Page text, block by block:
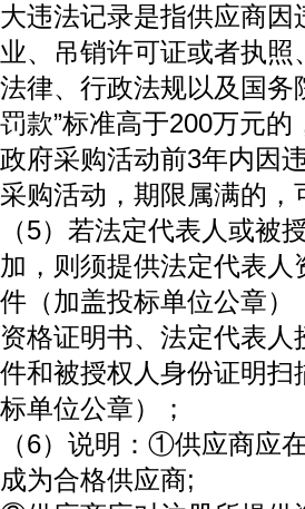
大违法记录是指供应商
业、吊销许可证或者执
法律、行政法规以及国务
罚款”标准高于200万元
政府采购活动前3年内因
采购活动，期限属满的
（5）若法定代表人或被
加，则须提供法定代表
件（加盖投标单位公章
资格证明书、法定代表
件和被授权人身份证明
标单位公章）；
（6）说明：①供应商应
成为合格供应商;